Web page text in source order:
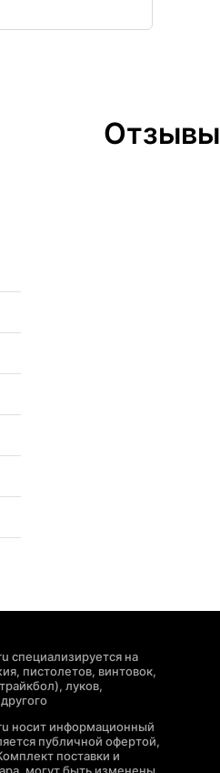
Отзывы
специализируется на
пистолетов, винтовок,
луков,
носит информационный
публичной офертой,
поставки и